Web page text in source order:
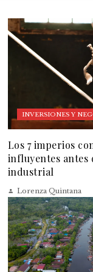
INVERSIONES Y
Los 7 imperios
influyentes antes
industrial
Lorenza Quintana